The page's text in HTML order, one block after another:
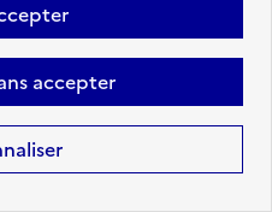
accepter
Suivant
page